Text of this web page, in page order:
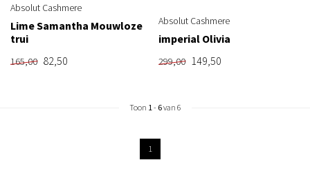
Absolut Cashmere
Lime Samantha Mouwloze
trui
165,00 82,50
Absolut Cashmere
imperial Olivia
299,00 149,50
Toon 1 - 6van 6
1